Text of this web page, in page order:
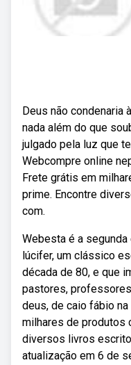
Deus não condenaria
nada além do que
julgado pela luz que
Webcompre online
Frete grátis em
prime. Encontre
com.
Webesta é a
lúcifer, um clássico
década de 80, e que
pastores,
deus, de caio fábio
milhares de produtos
diversos livros
atualização em 6 de